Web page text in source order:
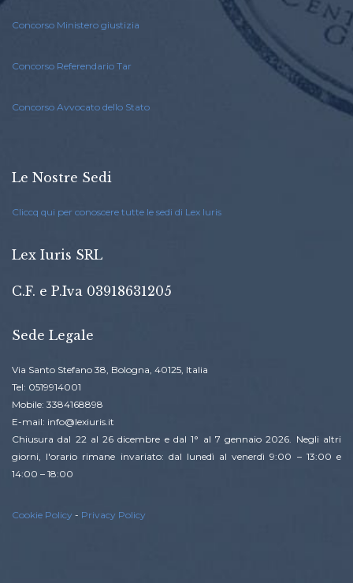
Concorso Ministero giustizia
Concorso Referendario Tar
Concorso Avvocato dello Stato
Le Nostre Sedi
Cliccq qui per conoscere tutte le sedi di Lex Iuris
Lex Iuris SRL
C.F. e P.Iva 03918631205
Sede Legale
Via Santo Stefano 38, Bologna, 40125, Italia
Tel: 0519914001
Mobile: 3384168898
E-mail: info@lexiuris.it
Chiusura dal 22 al 26 dicembre e dal 1° al 7 gennaio 2026. Negli altri
giorni, l'orario rimane invariato: dal lunedì al venerdì 9:00 – 13:00 e
14:00 – 18:00
Cookie Policy - Privacy Policy